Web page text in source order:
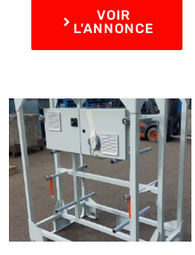
VOIR
L'ANNONCE